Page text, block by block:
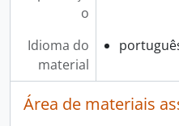
o
Idioma do
material
Área de materiais